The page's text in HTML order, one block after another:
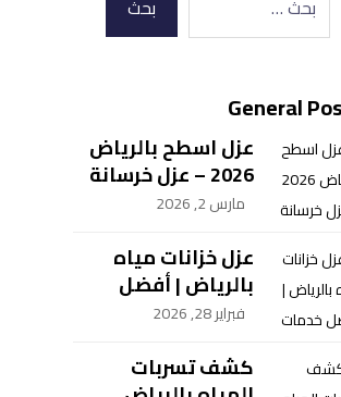
General
عزل اسطح بالرياض
2026 – عزل خرسانة
ومبلط وشينكو
مارس 2, 2026
عزل خزانات مياه
بالرياض | أفضل
خدمات العزل | شركة
للمقاولات
فبراير 28, 2026
كشف تسربات